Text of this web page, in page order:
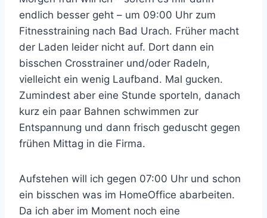
endlich besser geht – um 09:00 Uhr zum
Fitnesstraining nach Bad Urach. Früher macht
der Laden leider nicht auf. Dort dann ein
bisschen Crosstrainer und/oder Radeln,
vielleicht ein wenig Laufband. Mal gucken.
Zumindest aber eine Stunde sporteln, danach
kurz ein paar Bahnen schwimmen zur
Entspannung und dann frisch geduscht gegen
frühen Mittag in die Firma.
Aufstehen will ich gegen 07:00 Uhr und schon
ein bisschen was im HomeOffice abarbeiten.
Da ich aber im Moment noch eine